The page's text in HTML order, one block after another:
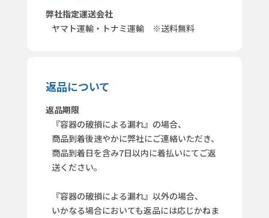
弊社指定運送会社
ヤマト運輸・トナミ運輸 ※送料無料
返品について
返品期限
『容器の破損による漏れ』の場合、
商品到着後速やかに弊社にご連絡いただき、
商品到着日を含み7日以内に着払いにてご返
送ください。
『容器の破損による漏れ』以外の場合、
いかなる場合においても返品には応じかねま